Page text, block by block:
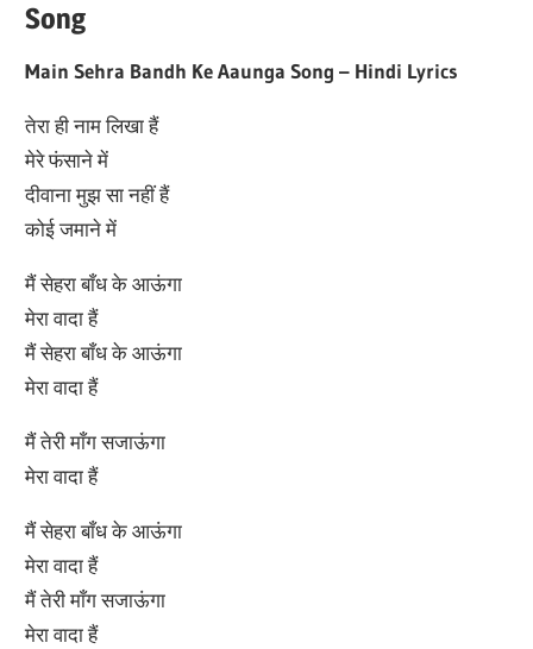
Song
Main Sehra Bandh Ke Aaunga Song – Hindi Lyrics
तेरा ही नाम लिखा हैं
मेरे फंसाने में
दीवाना मुझ सा नहीं हैं
कोई जमाने में
मैं सेहरा बाँध के आऊंगा
मेरा वादा हैं
मैं सेहरा बाँध के आऊंगा
मेरा वादा हैं
मैं तेरी माँग सजाऊंगा
मेरा वादा हैं
मैं सेहरा बाँध के आऊंगा
मेरा वादा हैं
मैं तेरी माँग सजाऊंगा
मेरा वादा हैं